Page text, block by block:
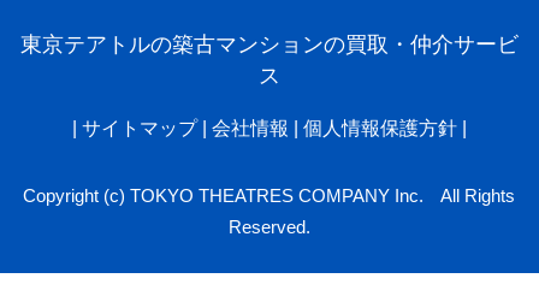
東京テアトルの築古マンションの買取・仲介サービ
ス
サイトマップ 会社情報 個人情報保護方針|
Copyright (c) TOKYO THEATRES COMPANY Inc. All Rights
Reserved.